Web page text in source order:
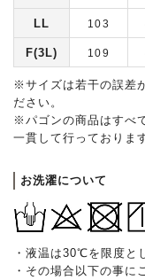
LL 103
F(3L) 109
※サイズは若干の誤差
ださい。
※パゴンの商品はすべ
一貫して行っておりま
お洗濯について
・液温は30℃を限度と
・その場合以下の事に